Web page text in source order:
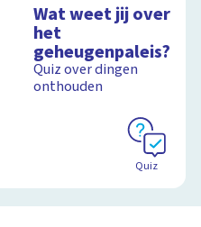
Wat weet jij over
het
geheugenpaleis?
Quiz over dingen
onthouden
Quiz